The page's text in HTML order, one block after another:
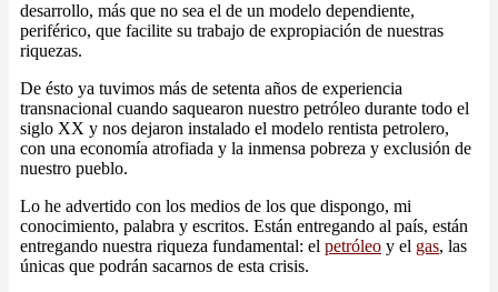
desarrollo, más que no sea el de un modelo dependiente,
periférico, que facilite su trabajo de expropiación de nuestras
riquezas.
De ésto ya tuvimos más de setenta años de experiencia
transnacional cuando saquearon nuestro petróleo durante todo el
siglo XX y nos dejaron instalado el modelo rentista petrolero,
con una economía atrofiada y la inmensa pobreza y exclusión de
nuestro pueblo.
Lo he advertido con los medios de los que dispongo, mi
conocimiento, palabra y escritos. Están entregando al país, están
entregando nuestra riqueza fundamental: el petróleo y el gas, las
únicas que podrán sacarnos de esta crisis.